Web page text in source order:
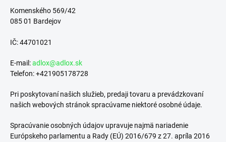
Komenského 569/42
085 01 Bardejov
IČ: 44701021
E-mail:adlox@adlox.sk
Telefon: +421905178728
Pri poskytovaní našich služieb, predaji tovaru a prevádzkovaní
našich webových stránok spracúvame niektoré osobné údaje.
Spracúvanie osobných údajov upravuje najmä nariadenie
Európskeho parlamentu a Rady (EÚ) 2016/679 z 27. apríla 2016